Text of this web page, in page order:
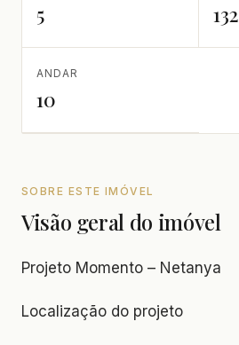
5 132
ANDAR
10
SOBRE ESTE IMÓVEL
Visão geral do imóvel
Projeto Momento – Netanya
Localização do projeto